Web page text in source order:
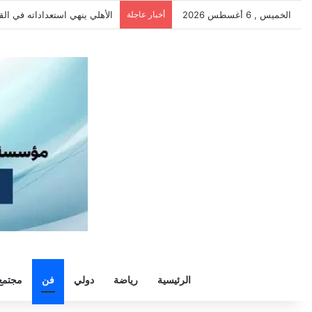
الخميس , 6 أغسطس 2026 أخبار عاجلة الأهلي يهزم بترول أسيوط
الرئيسية رياضة دولي فن